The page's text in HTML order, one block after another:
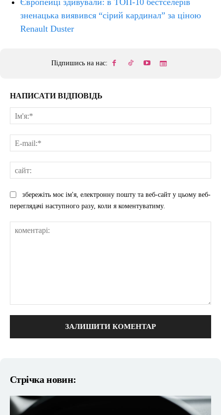
Європейці здивували: в ТОП-10 бестселерів
зненацька виявився “сірий кардинал” за ціною
Renault Duster
Підпишись на нас:
НАПИСАТИ ВІДПОВІДЬ
збережіть моє ім'я, електронну пошту та веб-сайт у цьому веб-
переглядачі наступного разу, коли я коментуватиму.
Стрічка новин: